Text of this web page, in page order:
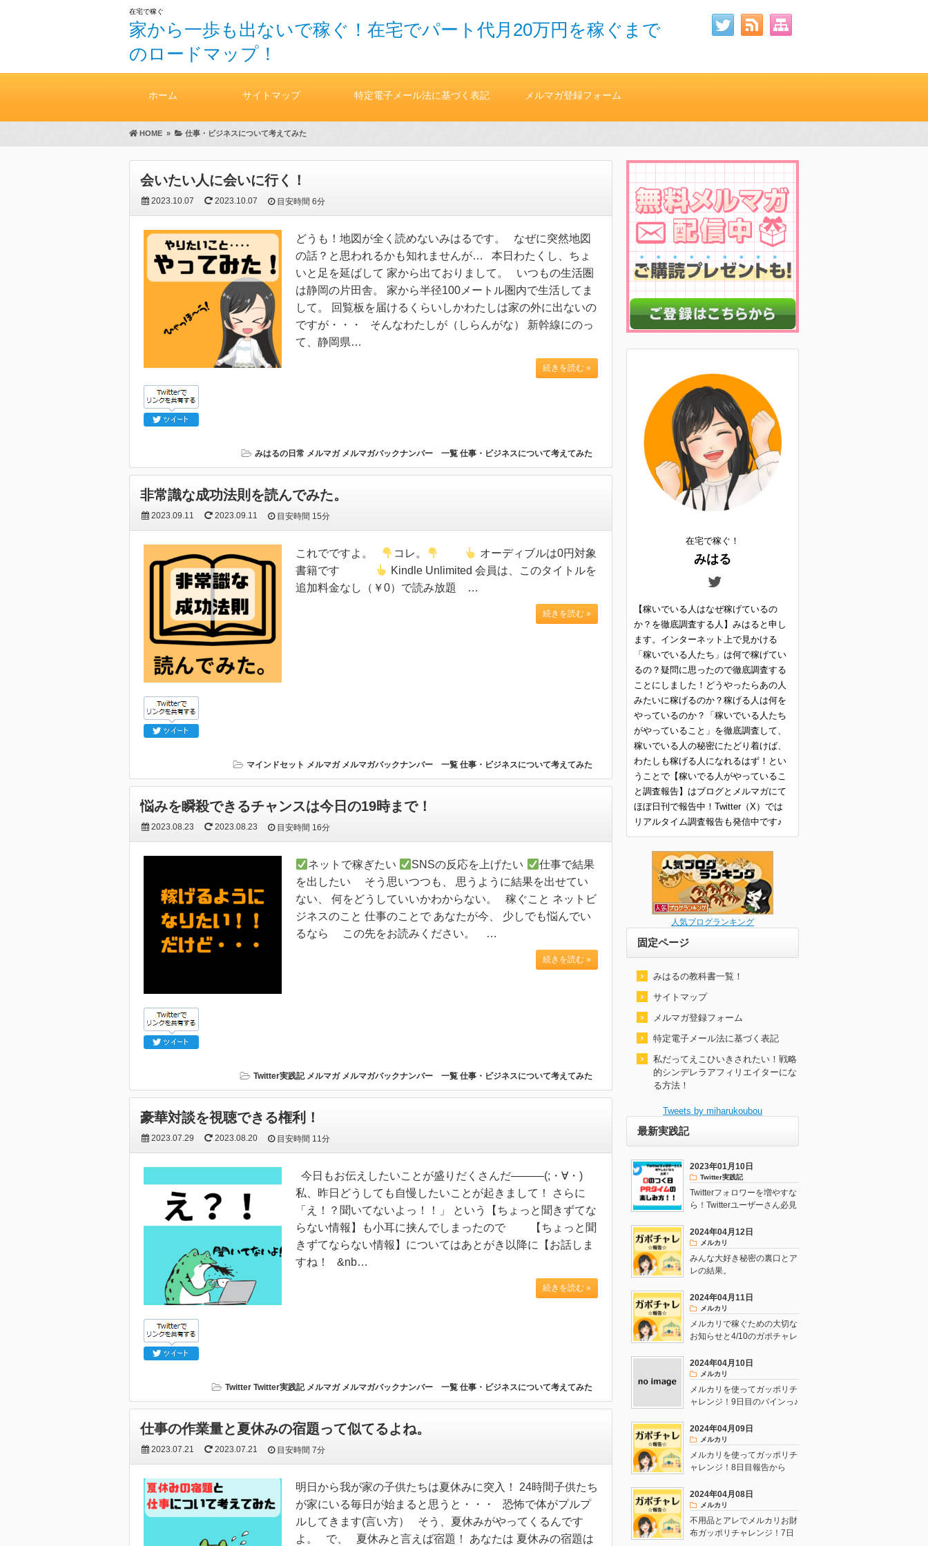
在宅で稼ぐ
家から一歩も出ないで稼ぐ！在宅でパート代月20万円を稼ぐまで
のロードマップ！
ホーム サイトマップ 特定電子メール法に基づく表記 メルマガ登録フォーム
HOME » 仕事・ビジネスについて考えてみた
会いたい人に会いに行く！
2023.10.07 2023.10.07 目安時間6分
どうも！地図が全く読めないみはるです。 なぜに突然地図
の話？と思われるかも知れませんが… 本日わたくし、ちょ
いと足を延ばして 家から出ておりまして。 いつもの生活圏
は静岡の片田舎。 家から半径100メートル圏内で生活してま
して。 回覧板を届けるくらいしかわたしは家の外に出ないの
ですが・・・ そんなわたしが（しらんがな） 新幹線にのっ
て、静岡県…
続きを読む »
みはるの日常 メルマガ メルマガバックナンバー 一覧 仕事・ビジネスについて考えてみた
非常識な成功法則を読んでみた。
2023.09.11 2023.09.11 目安時間 15分
これでですよ。 コレ。
オーディブルは0円対象
書籍です
Kindle Unlimited 会員は、このタイトルを
追加料金なし（￥0）で読み放題 …
続きを読む »
マインドセット メルマガ メルマガバックナンバー 一覧 仕事・ビジネスについて考えてみた
悩みを瞬殺できるチャンスは今日の19時まで！
2023.08.23 2023.08.23 目安時間 16分
ネットで稼ぎたい SNSの反応を上げたい
仕事で結果
を出したい そう思いつつも、 思うように結果を出せてい
ない、 何をどうしていいかわからない。 稼ぐこと ネットビ
ジネスのこと 仕事のことで あなたが今、 少しでも悩んでい
るなら この先をお読みください。 …
続きを読む »
Twitter実践記 メルマガ メルマガバックナンバー 一覧 仕事・ビジネスについて考えてみた
豪華対談を視聴できる権利！
2023.07.29 2023.08.20 目安時間 11分
今日もお伝えしたいことが盛りだくさんだ―――(;・∀・)
私、昨日どうしても自慢したいことが起きまして！ さらに
「え！？聞いてないよっ！！」 という【ちょっと聞きずてな
らない情報】も小耳に挟んでしまったので 【ちょっと聞
きずてならない情報】についてはあとがき以降に【お話しま
すね！ &nb…
続きを読む »
Twitter Twitter実践記 メルマガ メルマガバックナンバー 一覧 仕事・ビジネスについて考えてみた
仕事の作業量と夏休みの宿題って似てるよね。
2023.07.21 2023.07.21 目安時間7分
明日から我が家の子供たちは夏休みに突入！ 24時間子供たち
が家にいる毎日が始まると思うと・・・ 恐怖で体がプルプ
ルしてきます(言い方） そう、夏休みがやってくるんです
よ。 で、 夏休みと言えば宿題！ あなたは 夏休みの宿題は
在宅で稼ぐ！
みはる
【稼いでいる人はなぜ稼げているの
か？を徹底調査する人】みはると申し
ます。インターネット上で見かける
「稼いでいる人たち」は何で稼げてい
るの？疑問に思ったので徹底調査する
ことにしました！どうやったらあの人
みたいに稼げるのか？稼げる人は何を
やっているのか？「稼いでいる人たち
がやっていること」を徹底調査して、
稼いでいる人の秘密にたどり着けば、
わたしも稼げる人になれるはず！とい
うことで【稼いでる人がやっているこ
と調査報告】はブログとメルマガにて
ほぼ日刊で報告中！Twitter（X）では
リアルタイム調査報告も発信中です♪
人気ブログランキング
固定ページ
みはるの教科書一覧！
サイトマップ
メルマガ登録フォーム
特定電子メール法に基づく表記
私だってえこひいきされたい！戦略
的シンデレラアフィリエイターにな
る方法！
Tweets by miharukoubou
最新実践記
2023年01月10日
Twitter実践記
Twitterフォロワーを増やすな
ら！Twitterユーザーさん必見
2024年04月12日
メルカリ
みんな大好き秘密の裏口とア
レの結果。
2024年04月11日
メルカリ
メルカリで稼ぐための大切な
お知らせと4/10のガポチャレ
2024年04月10日
メルカリ
メルカリを使ってガッポリチ
ャレンジ！9日目のバインっ♪
2024年04月09日
メルカリ
メルカリを使ってガッポリチ
ャレンジ！8日目報告から
2024年04月08日
メルカリ
不用品とアレでメルカリお財
布ガッポリチャレンジ！7日